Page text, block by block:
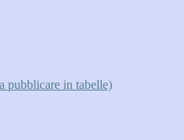
pubblicare in tabelle)